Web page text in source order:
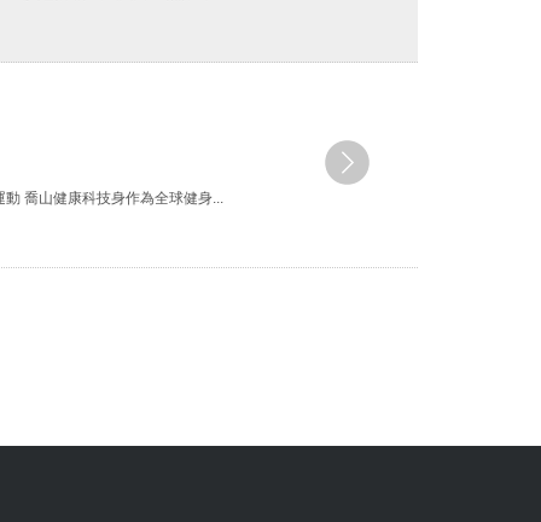
喬山健康科技身作為全球健身...